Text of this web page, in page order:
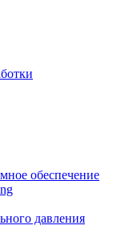
обеспечение
давления